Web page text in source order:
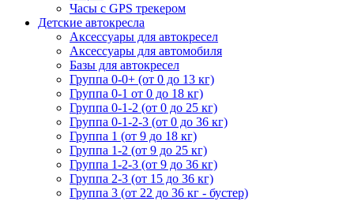
Часы с GPS трекером
Детские автокресла
Аксессуары для автокресел
Аксессуары для автомобиля
Базы для автокресел
Группа 0-0+ (от 0 до 13 кг)
Группа 0-1 от 0 до 18 кг)
Группа 0-1-2 (от 0 до 25 кг)
Группа 0-1-2-3 (от 0 до 36 кг)
Группа 1 (от 9 до 18 кг)
Группа 1-2 (от 9 до 25 кг)
Группа 1-2-3 (от 9 до 36 кг)
Группа 2-3 (от 15 до 36 кг)
Группа 3 (от 22 до 36 кг - бустер)